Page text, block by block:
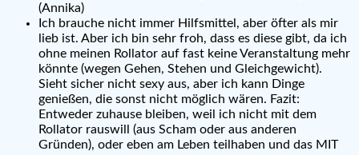
(Annika)
Ich brauche nicht immer Hilfsmittel, aber öfter als mir
lieb ist. Aber ich bin sehr froh, dass es diese gibt, da ich
ohne meinen Rollator auf fast keine Veranstaltung mehr
könnte (wegen Gehen, Stehen und Gleichgewicht).
Sieht sicher nicht sexy aus, aber ich kann Dinge
genießen, die sonst nicht möglich wären. Fazit:
Entweder zuhause bleiben, weil ich nicht mit dem
Rollator rauswill (aus Scham oder aus anderen
Gründen), oder eben am Leben teilhaben und das MIT